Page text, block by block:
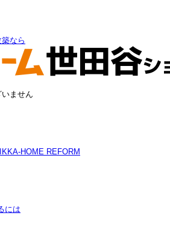
なら
ません
HOME REFORM
には